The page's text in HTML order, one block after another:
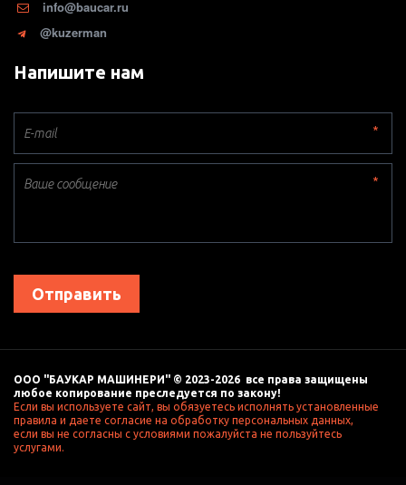
info@baucar.ru
@kuzerman
Напишите нам
*
*
Отправить
ООО "БАУКАР МАШИНЕРИ" © 2023-2026  все права защищены
любое копирование преследуется по закону!
Если вы используете сайт, вы обязуетесь исполнять установленные
правила и даете согласие на обработку персональных данных,
если вы не согласны с условиями пожалуйста не пользуйтесь
услугами.